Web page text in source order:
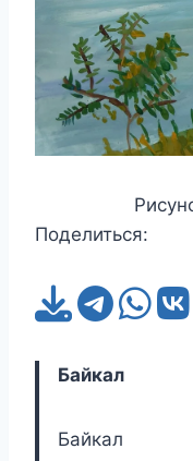
Поделиться:
Байкал
Байкал